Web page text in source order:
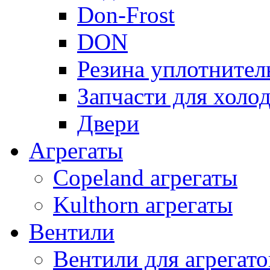
Don-Frost
DON
Резина
Запчасти для
Двери
Агрегаты
Copeland агрегаты
Kulthorn агрегаты
Вентили
Вентили для